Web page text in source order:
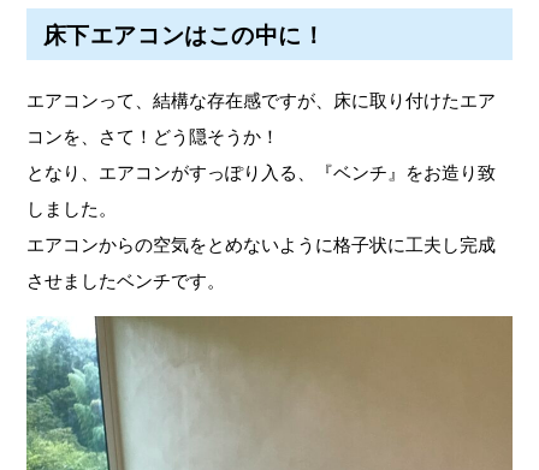
床下エアコンはこの中に！
エアコンって、結構な存在感ですが、床に取り付けたエア
コンを、さて！どう隠そうか！
となり、エアコンがすっぽり入る、『ベンチ』をお造り致
しました。
エアコンからの空気をとめないように格子状に工夫し完成
させましたベンチです。